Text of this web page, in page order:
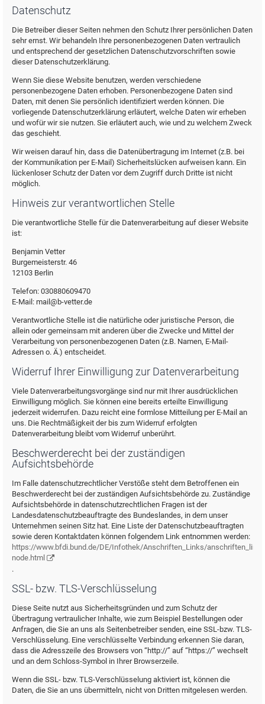
Datenschutz
Die Betreiber dieser Seiten nehmen den Schutz Ihrer persönlichen Daten
sehr ernst. Wir behandeln Ihre personenbezogenen Daten vertraulich
und entsprechend der gesetzlichen Datenschutzvorschriften sowie
dieser Datenschutzerklärung.
Wenn Sie diese Website benutzen, werden verschiedene
personenbezogene Daten erhoben. Personenbezogene Daten sind
Daten, mit denen Sie persönlich identifiziert werden können. Die
vorliegende Datenschutzerklärung erläutert, welche Daten wir erheben
und wofür wir sie nutzen. Sie erläutert auch, wie und zu welchem Zweck
das geschieht.
Wir weisen darauf hin, dass die Datenübertragung im Internet (z.B. bei
der Kommunikation per E-Mail) Sicherheitslücken aufweisen kann. Ein
lückenloser Schutz der Daten vor dem Zugriff durch Dritte ist nicht
möglich.
Hinweis zur verantwortlichen Stelle
Die verantwortliche Stelle für die Datenverarbeitung auf dieser Website
ist:
Benjamin Vetter
Burgemeisterstr. 46
12103 Berlin
Telefon: 030880609470
E-Mail: mail@b-vetter.de
Verantwortliche Stelle ist die natürliche oder juristische Person, die
allein oder gemeinsam mit anderen über die Zwecke und Mittel der
Verarbeitung von personenbezogenen Daten (z.B. Namen, E-Mail-
Adressen o. Ä.) entscheidet.
Widerruf Ihrer Einwilligung zur Datenverarbeitung
Viele Datenverarbeitungsvorgänge sind nur mit Ihrer ausdrücklichen
Einwilligung möglich. Sie können eine bereits erteilte Einwilligung
jederzeit widerrufen. Dazu reicht eine formlose Mitteilung per E-Mail an
uns. Die Rechtmäßigkeit der bis zum Widerruf erfolgten
Datenverarbeitung bleibt vom Widerruf unberührt.
Beschwerderecht bei der zuständigen
Aufsichtsbehörde
Im Falle datenschutzrechtlicher Verstöße steht dem Betroffenen ein
Beschwerderecht bei der zuständigen Aufsichtsbehörde zu. Zuständige
Aufsichtsbehörde in datenschutzrechtlichen Fragen ist der
Landesdatenschutzbeauftragte des Bundeslandes, in dem unser
Unternehmen seinen Sitz hat. Eine Liste der Datenschutzbeauftragten
sowie deren Kontaktdaten können folgendem Link entnommen werden:
https://www.bfdi.bund.de/DE/Infothek/Anschriften_Links/
node.html
.
SSL- bzw. TLS-Verschlüsselung
Diese Seite nutzt aus Sicherheitsgründen und zum Schutz der
Übertragung vertraulicher Inhalte, wie zum Beispiel Bestellungen oder
Anfragen, die Sie an uns als Seitenbetreiber senden, eine SSL-bzw. TLS-
Verschlüsselung. Eine verschlüsselte Verbindung erkennen Sie daran,
dass die Adresszeile des Browsers von “http://” auf “https://” wechselt
und an dem Schloss-Symbol in Ihrer Browserzeile.
Wenn die SSL- bzw. TLS-Verschlüsselung aktiviert ist, können die
Daten, die Sie an uns übermitteln, nicht von Dritten mitgelesen werden.